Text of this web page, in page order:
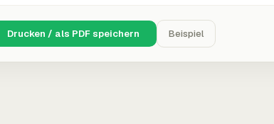
Drucken / als PDF speichern Beispiel